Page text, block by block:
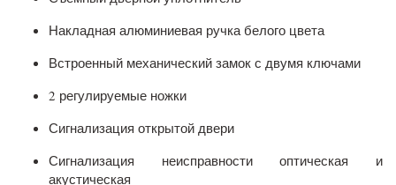
Накладная алюминиевая ручка белого цвета
Встроенный механический замок с двумя ключами
2 регулируемые ножки
Сигнализация открытой двери
Сигнализация неисправности оптическая и
акустическая